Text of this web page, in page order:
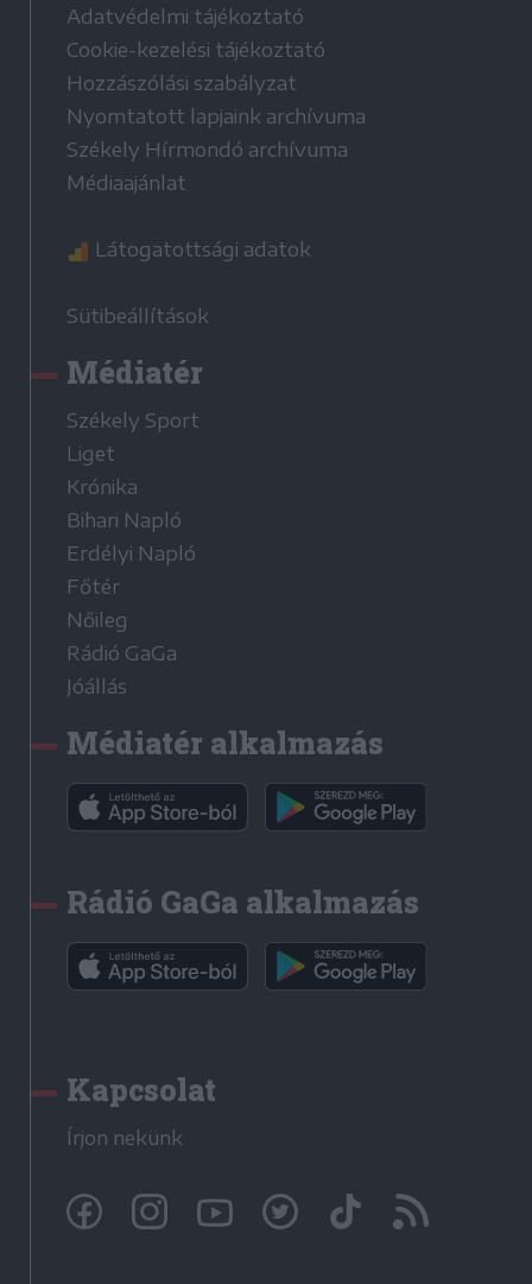
Adatvédelmi tájékoztató
Cookie-kezelési tájékoztató
Hozzászólási szabályzat
Nyomtatott lapjaink archívuma
Székely Hírmondó archívuma
Médiaajánlat
Látogatottsági adatok
Sütibeállítások
Médiatér
Székely Sport
Liget
Krónika
Bihari Napló
Erdélyi Napló
Főtér
Nőileg
Rádió GaGa
Jóállás
Médiatér alkalmazás
Rádió GaGa alkalmazás
Kapcsolat
Írjon nekünk